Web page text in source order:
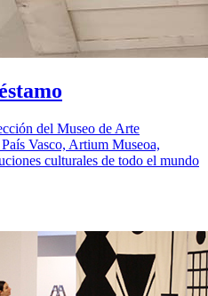
del Museo de Arte
Vasco, Artium Museoa,
culturales de todo el mundo